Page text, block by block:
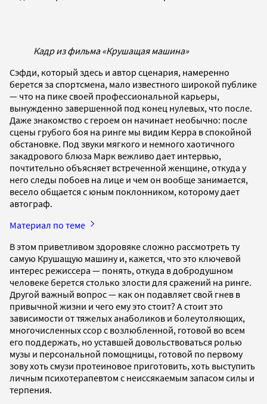
Кадр из фильма «Крушащая машина»
Сэфди, который здесь и автор сценария, намеренно
берется за спортсмена, мало известного широкой публике
— что на пике своей профессиональной карьеры,
вынужденно завершенной под конец нулевых, что после.
Даже знакомство с героем он начинает необычно: после
сцены грубого боя на ринге мы видим Керра в спокойной
обстановке. Под звуки мягкого и немного хаотичного
закадрового блюза Марк вежливо дает интервью,
почтительно объясняет встреченной женщине, откуда у
него следы побоев на лице и чем он вообще занимается,
весело общается с юным поклонником, которому дает
автограф.
Материал по теме
В этом приветливом здоровяке сложно рассмотреть ту
самую Крушащую машину и, кажется, что это ключевой
интерес режиссера — понять, откуда в добродушном
человеке берется столько злости для сражений на ринге.
Другой важный вопрос — как он подавляет свой гнев в
привычной жизни и чего ему это стоит? А стоит это
зависимости от тяжелых анаболиков и болеутоляющих,
многочисленных ссор с возлюбленной, готовой во всем
его поддержать, но уставшей довольствоваться ролью
музы и персональной помощницы, готовой по первому
зову хоть смузи протеиновое приготовить, хоть выступить
личным психотерапевтом с неиссякаемым запасом силы и
терпения.